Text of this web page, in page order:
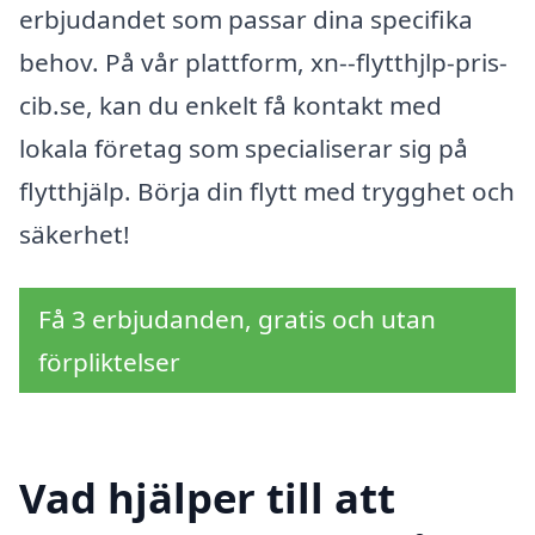
erbjudandet som passar dina specifika
behov. På vår plattform, xn--flytthjlp-pris-
cib.se, kan du enkelt få kontakt med
lokala företag som specialiserar sig på
flytthjälp. Börja din flytt med trygghet och
säkerhet!
Få 3 erbjudanden, gratis och utan
förpliktelser
Vad hjälper till att